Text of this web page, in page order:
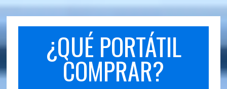
Skip
navigation
Skip
content
¿QUÉ PORTÁTIL
COMPRAR?